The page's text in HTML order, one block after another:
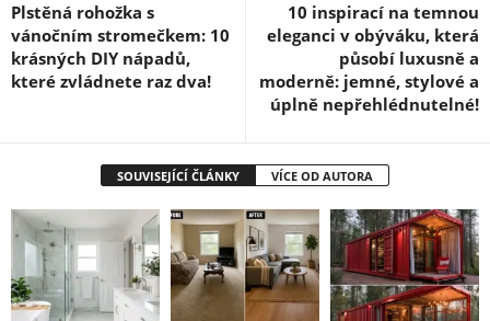
Plstěná rohožka s
vánočním stromečkem: 10
krásných DIY nápadů,
které zvládnete raz dva!
10 inspirací na temnou
eleganci v obýváku, která
působí luxusně a
moderně: jemné, stylové a
úplně nepřehlédnutelné!
SOUVISEJÍCÍ ČLÁNKY VÍCE OD AUTORA